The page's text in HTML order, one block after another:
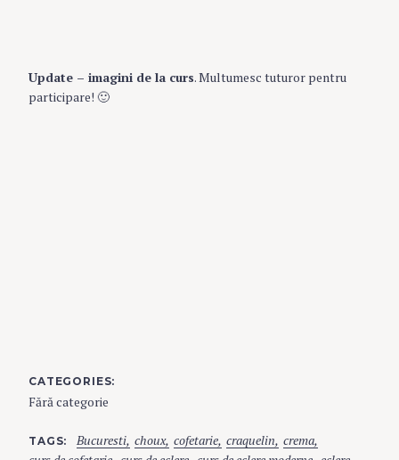
Update – imagini de la curs. Multumesc tuturor pentru
participare! 🙂
CATEGORIES
Fără categorie
TAGS Bucuresti choux cofetarie craquelin crema